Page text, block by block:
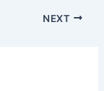
NEXT